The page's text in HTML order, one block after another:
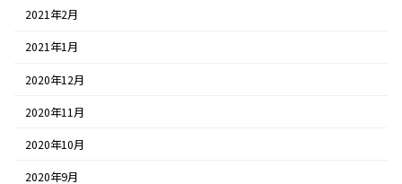
2021年2月
2021年1月
2020年12月
2020年11月
2020年10月
2020年9月